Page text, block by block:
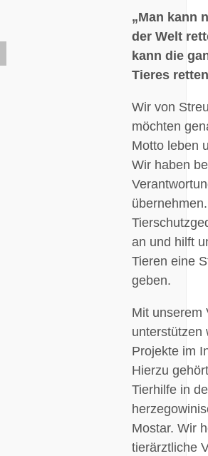
Mail
„Man kann
der Welt
kann die
Tieres
Wir von
möchten
Motto leben
Wir haben
an und hilft
Tieren eine
geben.
Mit unserem
unterstützen
Projekte im
Hierzu
Tierhilfe in
Mostar. Wir
tierärztliche